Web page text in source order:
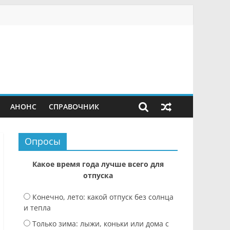
АНОНС СПРАВОЧНИК
Опросы
Какое время года лучше всего для
отпуска
Конечно, лето: какой отпуск без солнца
и тепла
Только зима: лыжи, коньки или дома с